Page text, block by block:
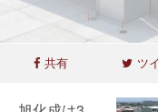
共有 ツ